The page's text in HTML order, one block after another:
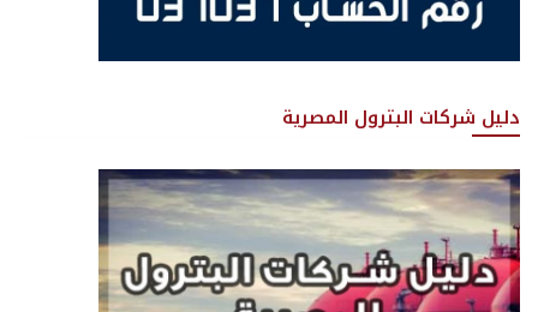
دليل شركات البترول المصرية